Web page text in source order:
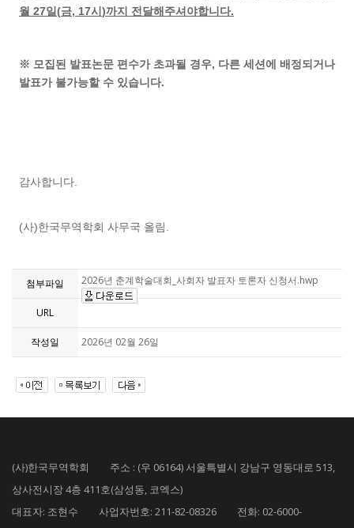
월 27일(금, 17시 )까지 전달해주셔야합니다.
※ 모집된 발표논문 편수가 초과될 경우, 다른 세션에 배정되거나
발표가 불가능할 수 있습니다.
감사합니다.
(사)한국무역학회 사무국 올림.
첨부파일 2026년 춘계학술대회_사회자 발표자 토론자 신청서.hwp
URL
작성일 2026년 02월 26일
(사)한국무역학회 주소 : (우 06164) 서울특별시 강남구 영동대로 513,
상사전시장 4층 411호(삼성동, 코엑스)
대표자: 조현수 사업자번호: 211-82-08326 전화: 02-6000-